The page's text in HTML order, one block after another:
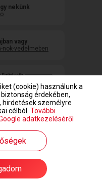
nekünk
vagy
nok-vedelmeben
Dating Central Europe Zrt.
(cookie) használunk a
érdekében,
hirdetések személyre
célból. További
adatkezeléséről